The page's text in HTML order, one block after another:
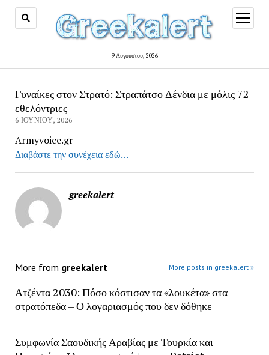
9 Αυγούστου, 2026
open
menu
Γυναίκες στον Στρατό: Στραπάτσο Δένδια με μόλις 72
εθελόντριες
6 ΙΟΥΝΊΟΥ, 2026
Armyvoice.gr
Διαβάστε την συνέχεια εδώ…
greekalert
More from greekalert More posts in greekalert »
Ατζέντα 2030: Πόσο κόστισαν τα «λουκέτα» στα
στρατόπεδα – Ο λογαριασμός που δεν δόθηκε
Συμφωνία Σαουδικής Αραβίας με Τουρκία και